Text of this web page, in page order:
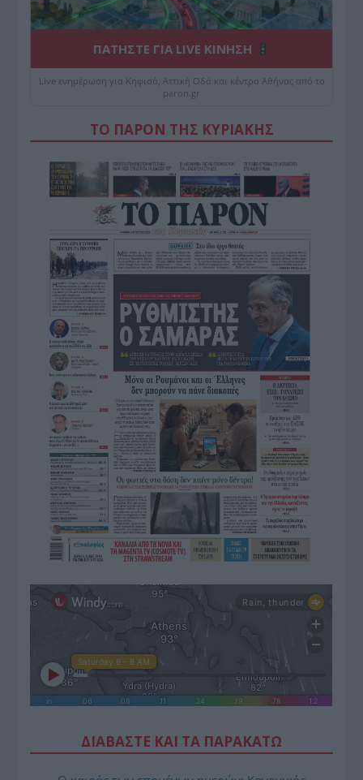
ΠΑΤΗΣΤΕ ΓΙΑ LIVE ΚΙΝΗΣΗ
Live ενημέρωση για Κηφισό, Αττική Οδό και κέντρο Αθήνας από το
paron.gr
ΤΟ ΠΑΡΟΝ ΤΗΣ ΚΥΡΙΑΚΗΣ
ΔΙΑΒΑΣΤΕ ΚΑΙ ΤΑ ΠΑΡΑΚΑΤΩ